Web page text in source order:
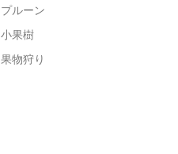
プルーン
小果樹
果物狩り